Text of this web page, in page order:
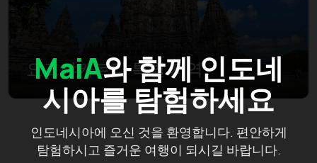
MaiA와 함께 인도네
시아를 탐험하세요
인도네시아에 오신 것을 환영합니다. 편안하게
탐험하시고 즐거운 여행이 되시길 바랍니다.
요그야카르타 특별 지역